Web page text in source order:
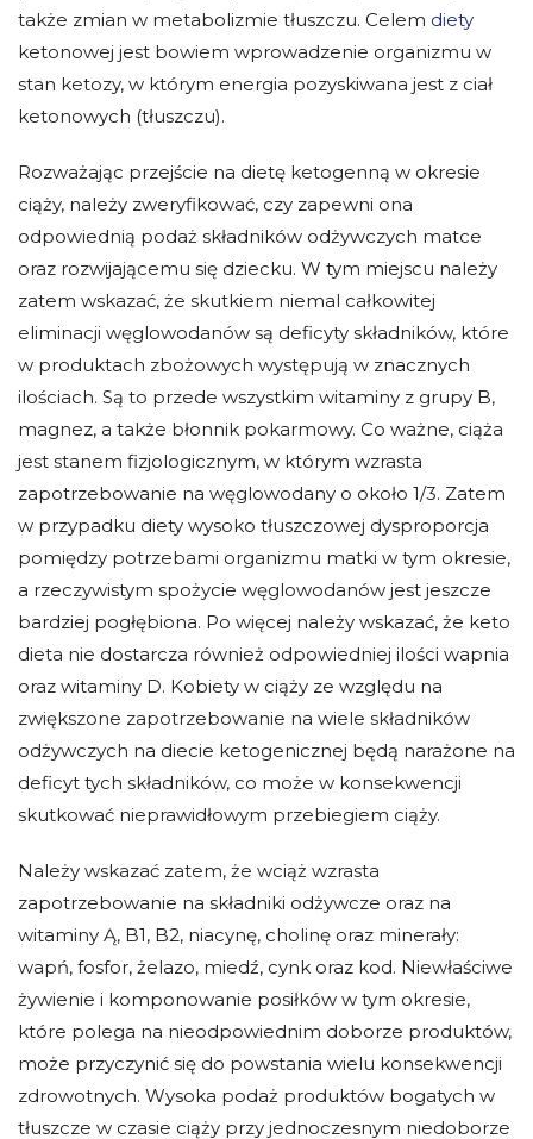
także zmian w metabolizmie tłuszczu. Celem diety
ketonowej jest bowiem wprowadzenie organizmu w
stan ketozy, w którym energia pozyskiwana jest z ciał
ketonowych (tłuszczu).
Rozważając przejście na dietę ketogenną w okresie
ciąży, należy zweryfikować, czy zapewni ona
odpowiednią podaż składników odżywczych matce
oraz rozwijającemu się dziecku. W tym miejscu należy
zatem wskazać, że skutkiem niemal całkowitej
eliminacji węglowodanów są deficyty składników, które
w produktach zbożowych występują w znacznych
ilościach. Są to przede wszystkim witaminy z grupy B,
magnez, a także błonnik pokarmowy. Co ważne, ciąża
jest stanem fizjologicznym, w którym wzrasta
zapotrzebowanie na węglowodany o około 1/3. Zatem
w przypadku diety wysoko tłuszczowej dysproporcja
pomiędzy potrzebami organizmu matki w tym okresie,
a rzeczywistym spożycie węglowodanów jest jeszcze
bardziej pogłębiona. Po więcej należy wskazać, że keto
dieta nie dostarcza również odpowiedniej ilości wapnia
oraz witaminy D. Kobiety w ciąży ze względu na
zwiększone zapotrzebowanie na wiele składników
odżywczych na diecie ketogenicznej będą narażone na
deficyt tych składników, co może w konsekwencji
skutkować nieprawidłowym przebiegiem ciąży.
Należy wskazać zatem, że wciąż wzrasta
zapotrzebowanie na składniki odżywcze oraz na
witaminy Ą, B1, B2, niacynę, cholinę oraz minerały:
wapń, fosfor, żelazo, miedź, cynk oraz kod. Niewłaściwe
żywienie i komponowanie posiłków w tym okresie,
które polega na nieodpowiednim doborze produktów,
może przyczynić się do powstania wielu konsekwencji
zdrowotnych. Wysoka podaż produktów bogatych w
tłuszcze w czasie ciąży przy jednoczesnym niedoborze